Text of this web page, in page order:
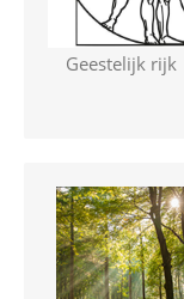
Geestelijk rijk